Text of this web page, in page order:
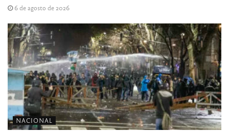
6 de agosto de 2026
NACIONAL